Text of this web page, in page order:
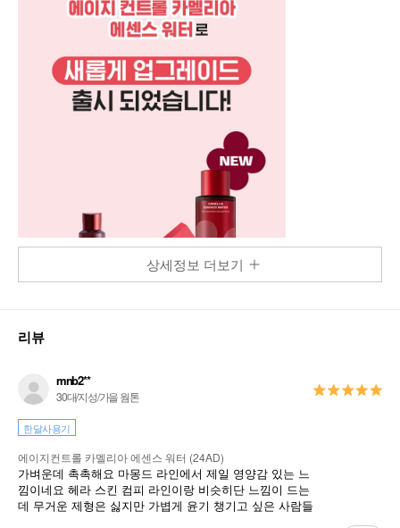
상세정보 더보기
리뷰
mnb2**
30대/지성/가을 웜톤
한달사용기
에이지컨트롤 카멜리아 에센스 워터 (24AD)
가벼운데 촉촉해요 마몽드 라인에서 제일 영양감 있는 느
낌이네요 헤라 스킨 컴피 라인이랑 비슷히단 느낌이 드는
데 무거운 제형은 싫지만 가볍게 윤기 챙기고 싶은 사람들